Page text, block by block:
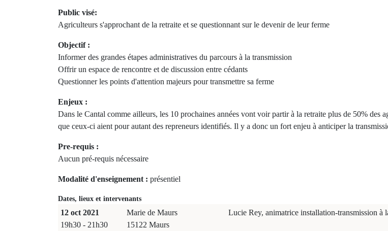
Public visé:
Agriculteurs s'approchant de la retraite et se questionnant sur le devenir de leur ferme
Objectif :
Informer des grandes étapes administratives du parcours à la transmission
Offrir un espace de rencontre et de discussion entre cédants
Questionner les points d'attention majeurs pour transmettre sa ferme
Enjeux :
Dans le Cantal comme ailleurs, les 10 prochaines années vont voir partir à la retraite plus de 50% des
que ceux-ci aient pour autant des repreneurs identifiés. Il y a donc un fort enjeu à anticiper la
Pre-requis :
Aucun pré-requis nécessaire
Modalité d'enseignement : présentiel
Dates, lieux et intervenants
12 oct 2021
19h30 - 21h30
Marie de Maurs
15122 Maurs
Lucie Rey, animatrice installation-transmission à